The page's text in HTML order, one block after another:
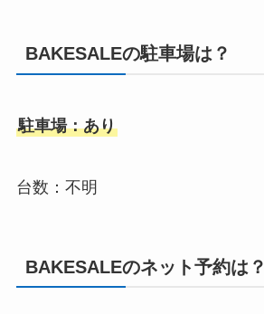
BAKESALEの駐車場は？
駐車場：あり
台数：不明
BAKESALEのネット予約は？